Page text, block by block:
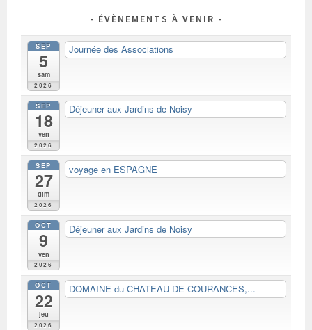
ÉVÈNEMENTS À VENIR
SEP
5
sam
2026
Journée des Associations
SEP
18
ven
2026
Déjeuner aux Jardins de Noisy
SEP
27
dim
2026
voyage en ESPAGNE
OCT
9
ven
2026
Déjeuner aux Jardins de Noisy
OCT
22
jeu
2026
DOMAINE du CHATEAU DE COURANCES,...